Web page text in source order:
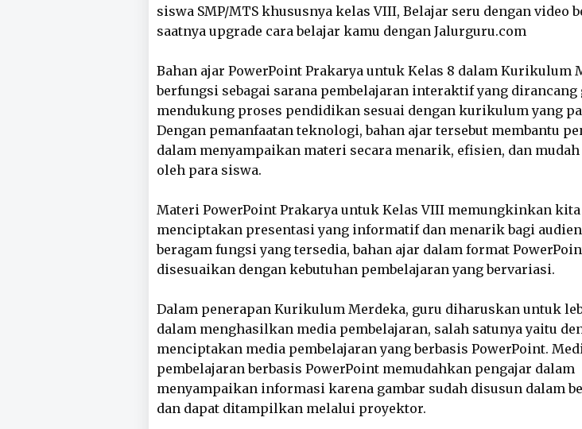
siswa SMP/MTS khususnya kelas VIII, Belajar seru dengan video
saatnya upgrade cara belajar kamu dengan Jalurguru.com
Bahan ajar PowerPoint Prakarya untuk Kelas 8 dalam Kurikulum
berfungsi sebagai sarana pembelajaran interaktif yang dirancang
mendukung proses pendidikan sesuai dengan kurikulum yang
Dengan pemanfaatan teknologi, bahan ajar tersebut membantu
dalam menyampaikan materi secara menarik, efisien, dan
oleh para siswa.
Materi PowerPoint Prakarya untuk Kelas VIII memungkinkan
menciptakan presentasi yang informatif dan menarik bagi
beragam fungsi yang tersedia, bahan ajar dalam format
disesuaikan dengan kebutuhan pembelajaran yang bervariasi.
Dalam penerapan Kurikulum Merdeka, guru diharuskan untuk
dalam menghasilkan media pembelajaran, salah satunya yaitu
menciptakan media pembelajaran yang berbasis PowerPoint.
pembelajaran berbasis PowerPoint memudahkan pengajar dalam
menyampaikan informasi karena gambar sudah disusun dalam
dan dapat ditampilkan melalui proyektor.